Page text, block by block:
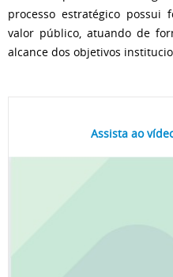
processo estratégico possui
valor público, atuando de
alcance dos objetivos
Assista ao